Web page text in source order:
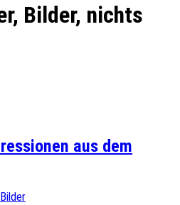
Bilder, nichts
aus dem